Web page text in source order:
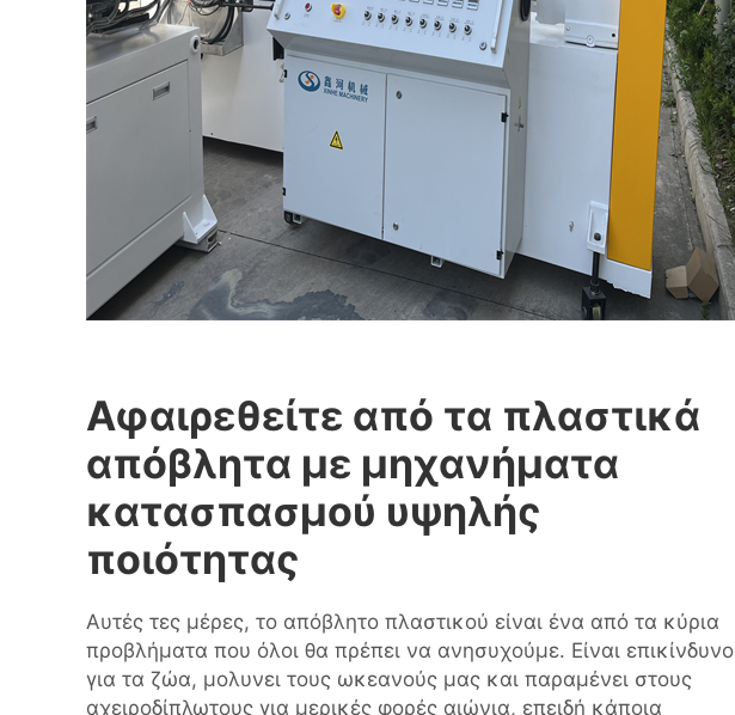
Αφαιρεθείτε από τα πλαστικά
απόβλητα με μηχανήματα
κατασπασμού υψηλής
ποιότητας
Αυτές τες μέρες, το απόβλητο πλαστικού είναι ένα από τα κύρια
προβλήματα που όλοι θα πρέπει να ανησυχούμε. Είναι επικίνδυνο
για τα ζώα, μολυνει τους ωκεανούς μας και παραμένει στους
αχειροδίπλωτους για μερικές φορές αιώνια, επειδή κάποια